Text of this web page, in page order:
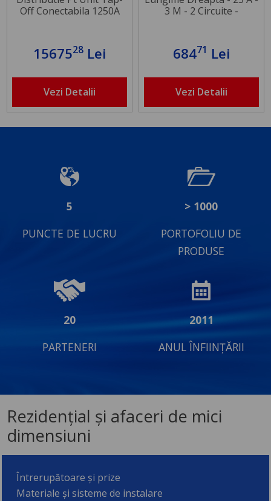
Off Conectabila 1250A
1567528 Lei
Vezi Detalii
3 M - 2 Circuite -
68471 Lei
Vezi Detalii
5
PUNCTE DE LUCRU
> 1000
PORTOFOLIU DE
PRODUSE
20
PARTENERI
2011
ANUL ÎNFIINȚĂRII
Rezidențial și afaceri de mici
dimensiuni
Întrerupătoare și prize
Materiale și sisteme de instalare